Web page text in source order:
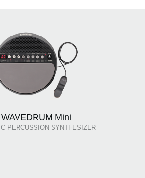
WAVEDRUM Mini
PERCUSSION SYNTHESIZER